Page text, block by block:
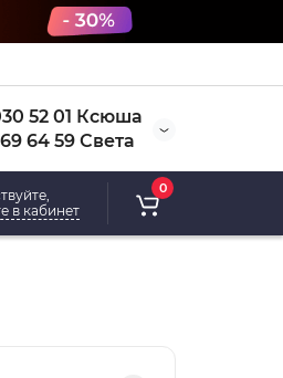
52 01 Ксюша
64 59 Света
в кабинет
0